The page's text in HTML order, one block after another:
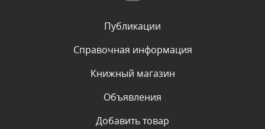
Комментарий проверяется
Текст комментария будет виден после проверки
администратором.
Комментарий проверяется
администратором.
Публикации
Справочная информация
Книжный магазин
Объявления
Добавить товар